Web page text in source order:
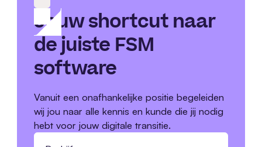
Jouw shortcut naar
de juiste FSM
software
Vanuit een onafhankelijke positie begeleiden
wij jou naar alle kennis en kunde die jij nodig
hebt voor jouw digitale transitie.